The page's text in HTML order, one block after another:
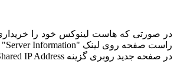
در صورتی که هاست لینوکس خود را خریداری
راست صفحه روی لینک "Server Information" کلیک نمایید.
در صفحه جدید روبری گزینه Shared IP Address آی پی هاست شما نوشته شده است که این عدد آی پی هاست شما است.